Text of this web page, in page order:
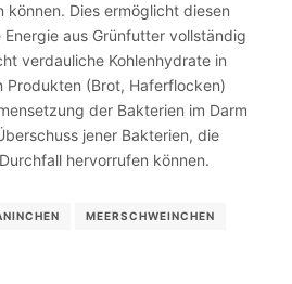
können. Dies ermöglicht diesen
aus Grünfutter vollständig
verdauliche Kohlenhydrate in
Produkten (Brot, Haferflocken)
der Bakterien im Darm
jener Bakterien, die
hervorrufen können.
MEERSCHWEINCHEN